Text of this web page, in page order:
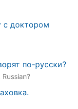
с доктором
по-русски?